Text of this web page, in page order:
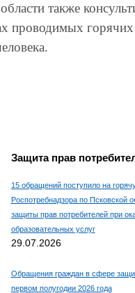
также
проводимых
Защита прав
15 обращений поступило на
Роспотребнадзора по Псковской
защиты прав потребителей при
образовательных услуг
29.07.2026
Обращения граждан в сфере
первом полугодии 2026 года